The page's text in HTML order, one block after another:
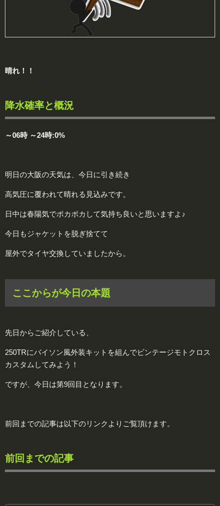
晴れ！！
降水確率と概況
～06時 ～24時:0%
明日の大阪の天気は、今日に引き続き
高気圧に覆われて晴れる見込みです。
日中は春陽気でポカポカして気持ち良いと思いますよ♪
今日もジャケットを脱ぎ捨てて
屋外でタイヤ交換していましたから。
ここからが今日の本題
先日からご紹介している、
250TRにバイソン風外装キットを組んでビンテージモトクロス
カスタムしてみよう！
ですが、今日は第9回目となります。
前回までの記事は以下のリンクよりご覧頂けます。
前回までの記事